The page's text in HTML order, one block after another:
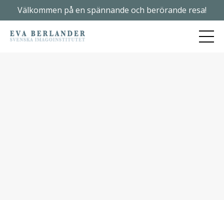
Välkommen på en spännande och berörande resa!